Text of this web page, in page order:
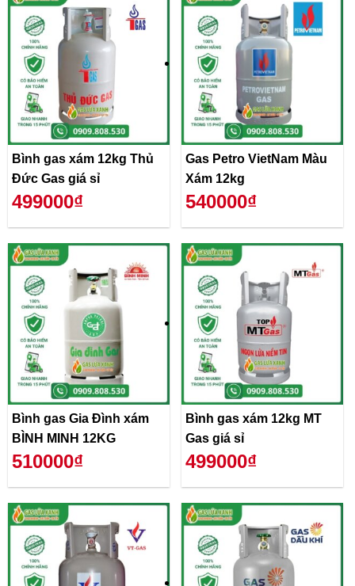
Bình gas xám 12kg Thủ
Đức Gas giá sỉ
499000₫
Gas Petro VietNam Màu
Xám 12kg
540000₫
Bình gas Gia Đình xám
BÌNH MINH 12KG
510000₫
Bình gas xám 12kg MT
Gas giá sỉ
499000₫